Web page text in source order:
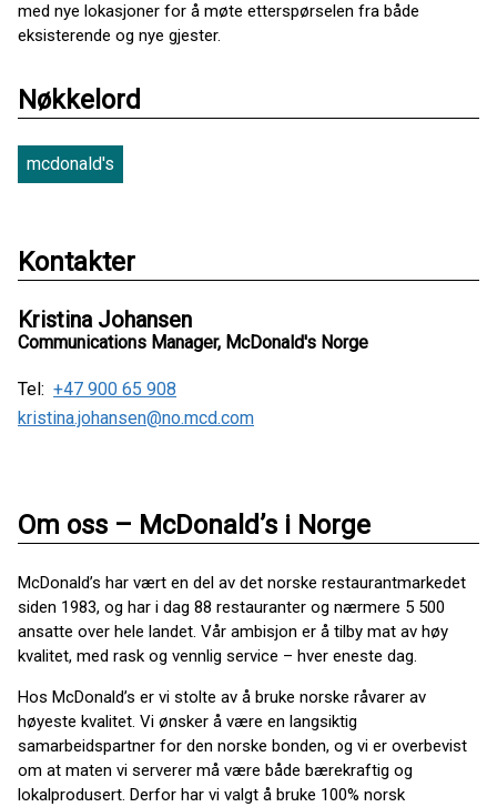
med nye lokasjoner for å møte etterspørselen fra både
eksisterende og nye gjester.
Nøkkelord
mcdonald's
Kontakter
Kristina Johansen
Communications Manager, McDonald's Norge
Tel: +47 900 65 908
kristina.johansen@no.mcd.com
Om oss – McDonald’s i Norge
McDonald’s har vært en del av det norske restaurantmarkedet
siden 1983, og har i dag 88 restauranter og nærmere 5 500
ansatte over hele landet. Vår ambisjon er å tilby mat av høy
kvalitet, med rask og vennlig service – hver eneste dag.
Hos McDonald’s er vi stolte av å bruke norske råvarer av
høyeste kvalitet. Vi ønsker å være en langsiktig
samarbeidspartner for den norske bonden, og vi er overbevist
om at maten vi serverer må være både bærekraftig og
lokalprodusert. Derfor har vi valgt å bruke 100% norsk